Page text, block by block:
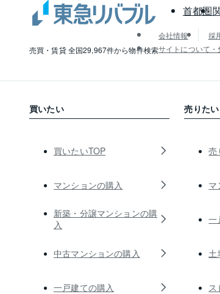
売買・賃貸 全国29,967件から物件検索
首都圏
会社情報 採
サイトについて・
買いたい
買いたいTOP
マンションの購入
新築・分譲マンションの購
入
中古マンションの購入
一戸建ての購入
売りたい
売
マ
一
土